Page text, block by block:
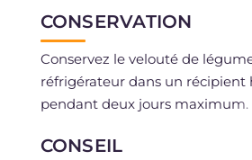
CONSERVATION
Conservez le velouté de
réfrigérateur dans un
pendant deux jours maximum.
frais.
CONSEIL